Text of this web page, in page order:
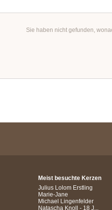
Sie haben nicht gefunden,
Meist besuchte Kerzen
Julius Lolom Erstling
Marie-Jane
Michael Lingenfelder
Natascha Knoll - 18 J...